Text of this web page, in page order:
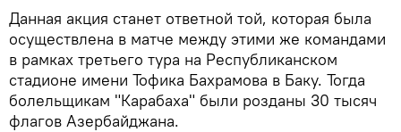
Данная акция станет ответной той, которая была
осуществлена в матче между этими же командами
в рамках третьего тура на Республиканском
стадионе имени Тофика Бахрамова в Баку. Тогда
болельщикам "Карабаха" были розданы 30 тысяч
флагов Азербайджана.